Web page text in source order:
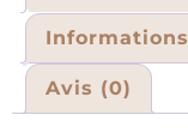
Avis (0)